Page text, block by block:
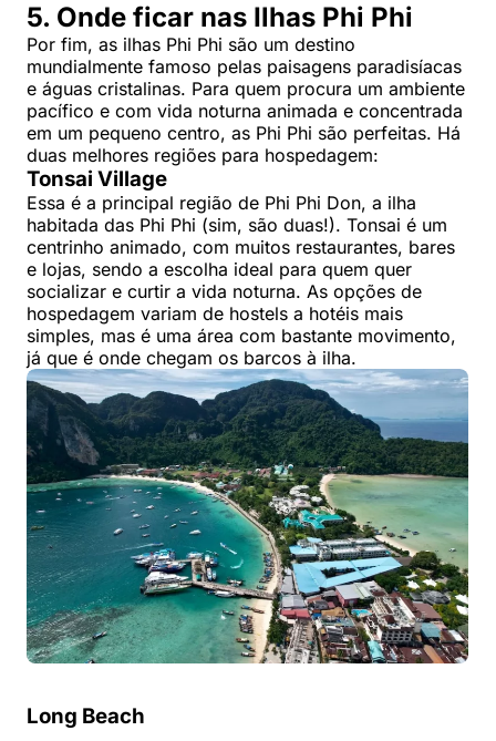
5. Onde ficar nas Ilhas Phi Phi
Por fim, as ilhas Phi Phi são um destino
mundialmente famoso pelas paisagens paradisíacas
e águas cristalinas. Para quem procura um ambiente
pacífico e com vida noturna animada e concentrada
em um pequeno centro, as Phi Phi são perfeitas. Há
duas melhores regiões para hospedagem:
Tonsai Village
Essa é a principal região de Phi Phi Don, a ilha
habitada das Phi Phi (sim, são duas!). Tonsai é um
centrinho animado, com muitos restaurantes, bares
e lojas, sendo a escolha ideal para quem quer
socializar e curtir a vida noturna. As opções de
hospedagem variam de hostels a hotéis mais
simples, mas é uma área com bastante movimento,
já que é onde chegam os barcos à ilha.
Long Beach